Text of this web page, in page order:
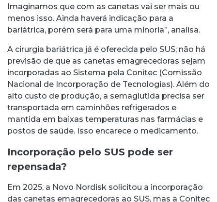
Imaginamos que com as canetas vai ser mais ou
menos isso. Ainda haverá indicação para a
bariátrica, porém será para uma minoria”, analisa.
A cirurgia bariátrica já é oferecida pelo SUS; não há
previsão de que as canetas emagrecedoras sejam
incorporadas ao Sistema pela Conitec (Comissão
Nacional de Incorporação de Tecnologias). Além do
alto custo de produção, a semaglutida precisa ser
transportada em caminhões refrigerados e
mantida em baixas temperaturas nas farmácias e
postos de saúde. Isso encarece o medicamento.
Incorporação pelo SUS pode ser
repensada?
Em 2025, a Novo Nordisk solicitou a incorporação
das canetas emagrecedoras ao SUS, mas a Conitec